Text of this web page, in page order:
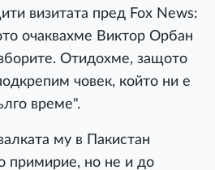
визитата пред Fox News:
очаквахме Виктор Орбан
Отидохме, защото
човек, който ни е
време".
му в Пакистан
примирие, но не и до